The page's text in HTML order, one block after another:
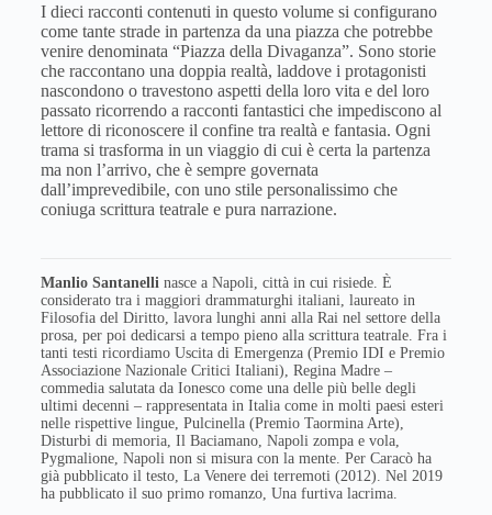
I dieci racconti contenuti in questo volume si configurano
come tante strade in partenza da una piazza che potrebbe
venire denominata “Piazza della Divaganza”. Sono storie
che raccontano una doppia realtà, laddove i protagonisti
nascondono o travestono aspetti della loro vita e del loro
passato ricorrendo a racconti fantastici che impediscono al
lettore di riconoscere il confine tra realtà e fantasia. Ogni
trama si trasforma in un viaggio di cui è certa la partenza
ma non l’arrivo, che è sempre governata
dall’imprevedibile, con uno stile personalissimo che
coniuga scrittura teatrale e pura narrazione.
Manlio Santanelli nasce a Napoli, città in cui risiede. È
considerato tra i maggiori drammaturghi italiani, laureato in
Filosofia del Diritto, lavora lunghi anni alla Rai nel settore della
prosa, per poi dedicarsi a tempo pieno alla scrittura teatrale. Fra i
tanti testi ricordiamo Uscita di Emergenza (Premio IDI e Premio
Associazione Nazionale Critici Italiani), Regina Madre –
commedia salutata da Ionesco come una delle più belle degli
ultimi decenni – rappresentata in Italia come in molti paesi esteri
nelle rispettive lingue, Pulcinella (Premio Taormina Arte),
Disturbi di memoria, Il Baciamano, Napoli zompa e vola,
Pygmalione, Napoli non si misura con la mente. Per Caracò ha
già pubblicato il testo, La Venere dei terremoti (2012). Nel 2019
ha pubblicato il suo primo romanzo, Una furtiva lacrima.